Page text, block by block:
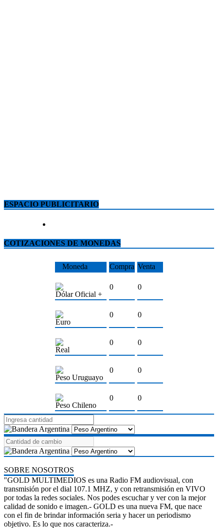
ESPACIO PUBLICITARIO
COTIZACIONES DE MONEDAS
Moneda Compra Venta
Dólar Oficial +
0 0
Euro
0 0
Real
0 0
Peso Uruguayo
0 0
Peso Chileno
0 0
SOBRE NOSOTROS
"GOLD MULTIMEDIOS es una Radio FM audiovisual, con
transmisión por el dial 107.1 MHZ, y con retransmisión en VIVO
por todas la redes sociales. Nos podes escuchar y ver con la mejor
calidad de sonido e imagen.- GOLD es una nueva FM, que nace
con el fin de brindar información seria y hacer un periodismo
objetivo. Es lo que nos caracteriza.-